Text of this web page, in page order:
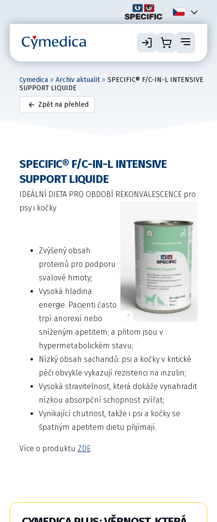
Cymedica » Archiv aktualit» SPECIFIC® F/C-IN-L INTENSIVE
SUPPORT LIQUIDE
Zpět na přehled
SPECIFIC® F/C-IN-L INTENSIVE
SUPPORT LIQUIDE
IDEÁLNÍ DIETA PRO OBDOBÍ REKONVALESCENCE pro
psy i kočky
Zvýšený obsah
proteinů pro podporu
svalové hmoty;
Vysoká hladina
energie. Pacienti často
trpí anorexií nebo
sníženým apetitem; a přitom jsou v
hypermetabolickém stavu;
Nízký obsah sacharidů: psi a kočky v kritické
péči obvykle vykazují rezistenci na inzulin;
Vysoká stravitelnost, která dokáže vynahradit
nízkou absorpční schopnost zvířat;
Vynikající chutnost, takže i psi a kočky se
špatným apetitem dietu přijímají.
Více o produktu ZDE